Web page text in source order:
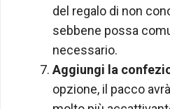
del regalo di non
sebbene possa
necessario.
Aggiungi la
opzione, il pacco